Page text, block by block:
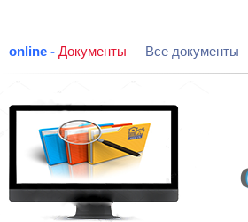
online - Документы Все документы